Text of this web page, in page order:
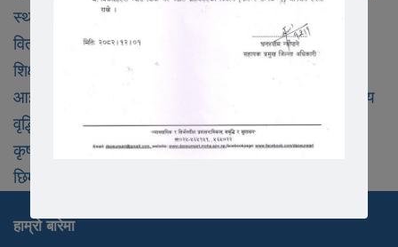
स्थानीयको दावी
विर्तामोड सिल हुदै
शिक्षक मेहतामाथि कुटपीट प्रयास,शिक्षकहरु आन्दोलित
आईओसी बाट मुल्य बढेर आए सँगै फेरि पेट्रोलियम पदार्थमा मुल्य
वृद्धि
कृषकहरुलाई कृषि औजार वितरण
छिमेकी केटीसंग प्रेम गरेकाले छोराको हत्या भएको दावी
हाम्रो बारेमा